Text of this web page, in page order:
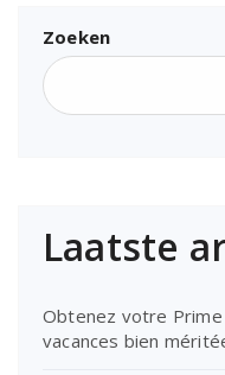
Zoeken
Laatste
Obtenez votre Prime
vacances bien